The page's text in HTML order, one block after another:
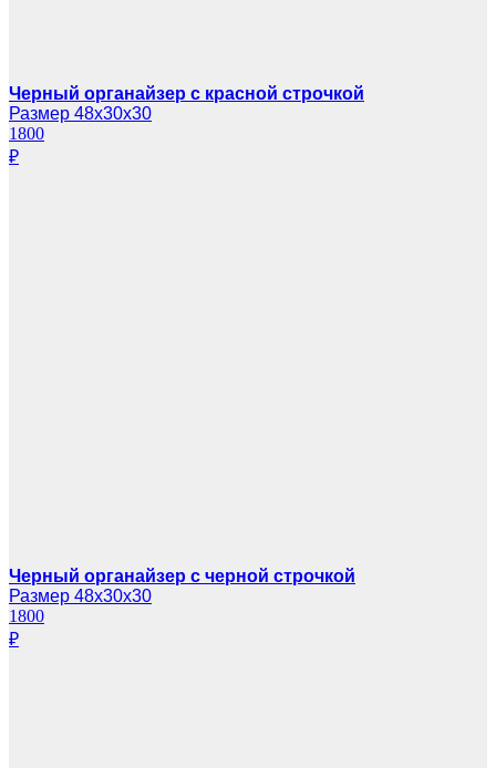
Черный органайзер с красной строчкой
Размер 48х30х30
1800
₽
Черный органайзер с черной строчкой
Размер 48х30х30
1800
₽